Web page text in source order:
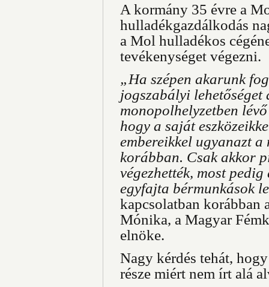
A kormány 35 évre a
hulladékgazdálkodás
a Mol hulladékos
tevékenységet végezni.
„Ha szépen akarunk
jogszabályi lehetőséget
monopolhelyzetben
hogy a saját
embereikkel ugyanazt a
korábban. Csak akkor
végezhették, most
egyfajta bérmunkások
kapcsolatban korábban
Mónika, a Magyar
elnöke.
Nagy kérdés tehát,
része miért nem írt alá